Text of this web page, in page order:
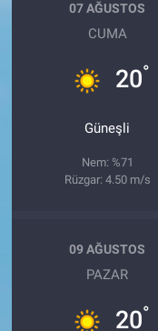
07 AĞUSTOS
CUMA
20°
Güneşli
Nem: %71
Rüzgar: 4.50 m/s
09 AĞUSTOS
PAZAR
20°